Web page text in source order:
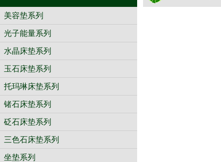
美容垫系列
光子能量系列
水晶床垫系列
玉石床垫系列
托玛琳床垫系列
锗石床垫系列
砭石床垫系列
三色石床垫系列
坐垫系列